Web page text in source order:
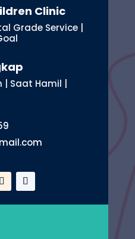
Clinic
Grade Service |
Saat Hamil |